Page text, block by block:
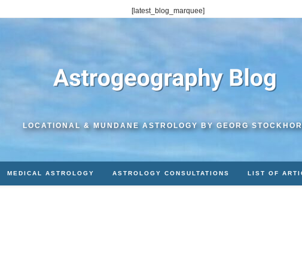
[latest_blog_marquee]
LOCATIONAL & MUNDANE ASTROLOGY BY GEORG
MEDICAL ASTROLOGY ASTROLOGY CONSULTATIONS LIST OF